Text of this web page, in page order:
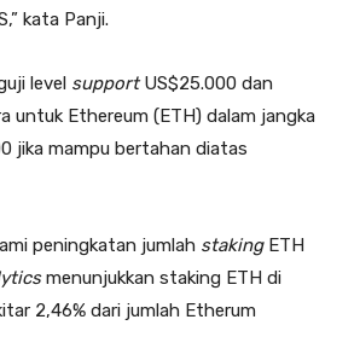
kata Panji.
level supportUS$25.000 dan
untuk Ethereum (ETH) dalam jangka
jika mampu bertahan diatas
peningkatan jumlah staking ETH
menunjukkan staking ETH di
2,46% dari jumlah Etherum